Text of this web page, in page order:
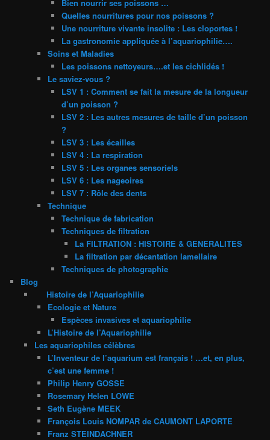
Bien nourrir ses poissons …
Quelles nourritures pour nos poissons ?
Une nourriture vivante insolite : Les cloportes !
La gastronomie appliquée à l’aquariophilie….
Soins et Maladies
Les poissons nettoyeurs….et les cichlidés !
Le saviez-vous ?
LSV 1 : Comment se fait la mesure de la longueur
d’un poisson ?
LSV 2 : Les autres mesures de taille d’un poisson
?
LSV 3 : Les écailles
LSV 4 : La respiration
LSV 5 : Les organes sensoriels
LSV 6 : Les nageoires
LSV 7 : Rôle des dents
Technique
Technique de fabrication
Techniques de filtration
La FILTRATION : HISTOIRE & GENERALITES
La filtration par décantation lamellaire
Techniques de photographie
Blog
Histoire de l’Aquariophilie
Ecologie et Nature
Espèces invasives et aquariophilie
L’Histoire de l’Aquariophilie
Les aquariophiles célèbres
L’Inventeur de l’aquarium est français ! …et, en plus,
c’est une femme !
Philip Henry GOSSE
Rosemary Helen LOWE
Seth Eugène MEEK
François Louis NOMPAR de CAUMONT LAPORTE
Franz STEINDACHNER